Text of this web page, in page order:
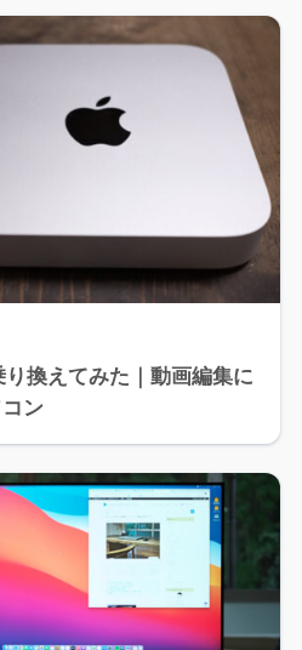
り換えてみた｜動画編集に
ン